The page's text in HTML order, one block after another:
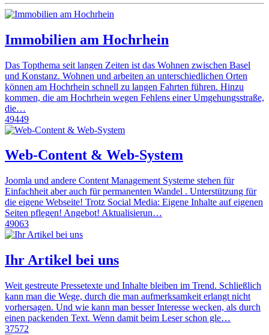
Immobilien am Hochrhein
Das Topthema seit langen Zeiten ist das Wohnen zwischen Basel
und Konstanz. Wohnen und arbeiten an unterschiedlichen Orten
können am Hochrhein schnell zu langen Fahrten führen. Hinzu
kommen, die am Hochrhein wegen Fehlens einer Umgehungsstraße,
die…
49449
Web-Content & Web-System
Joomla und andere Content Management Systeme stehen für
Einfachheit aber auch für permanenten Wandel . Unterstützung für
die eigene Webseite! Trotz Social Media: Eigene Inhalte auf eigenen
Seiten pflegen! Angebot! Aktualisierun…
49063
Ihr Artikel bei uns
Weit gestreute Pressetexte und Inhalte bleiben im Trend. Schließlich
kann man die Wege, durch die man aufmerksamkeit erlangt nicht
vorhersagen. Und wie kann man besser Interesse wecken, als durch
einen packenden Text. Wenn damit beim Leser schon gle…
37572